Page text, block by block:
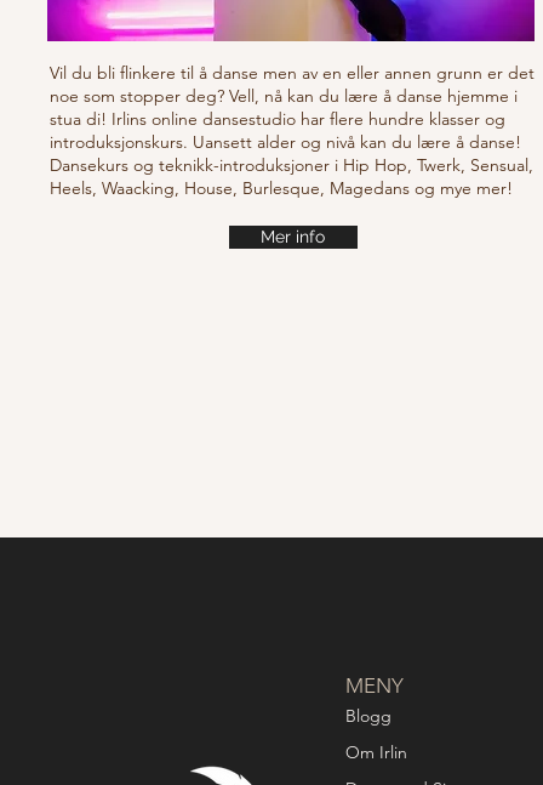
Vil du bli flinkere til å danse men av en eller annen grunn er det
noe som stopper deg? Vell, nå kan du lære å danse hjemme i
stua di! Irlins online dansestudio har flere hundre klasser og
introduksjonskurs. Uansett alder og nivå kan du lære å danse!
Dansekurs og teknikk-introduksjoner i Hip Hop, Twerk, Sensual,
Heels, Waacking, House, Burlesque, Magedans og mye mer!
Mer info
MENY
Blogg
Om Irlin